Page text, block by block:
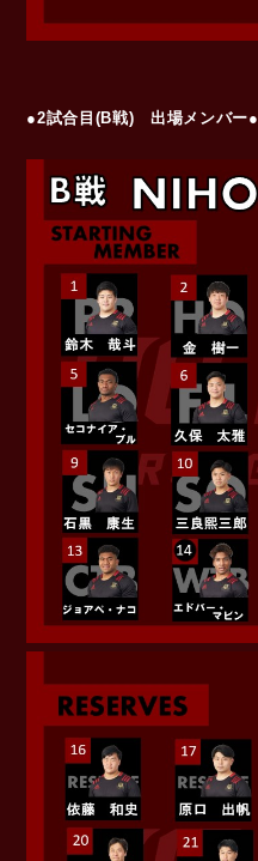
●2試合目(B戦) 出場メンバー●